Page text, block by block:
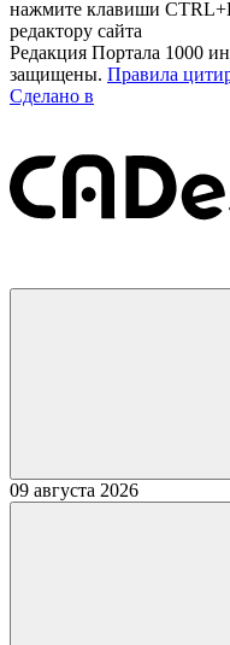
нажмите клавиши
редактору сайта
Редакция Портала 1000
защищены. Правила
Сделано в
09 августа 2026